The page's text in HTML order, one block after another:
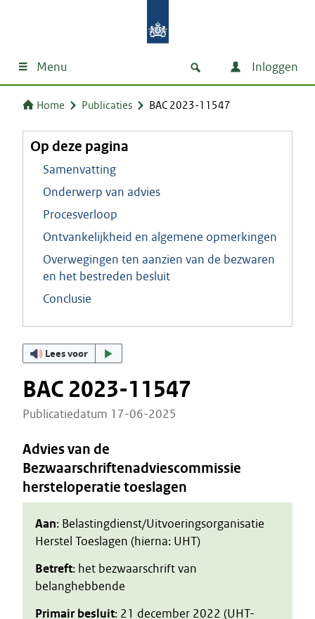
Menu Inloggen
Home Publicaties BAC 2023-11547
Op deze pagina
Samenvatting
Onderwerp van advies
Procesverloop
Ontvankelijkheid en algemene opmerkingen
Overwegingen ten aanzien van de bezwaren
en het bestreden besluit
Conclusie
Lees voor
BAC 2023-11547
Publicatiedatum 17-06-2025
Advies van de
Bezwaarschriftenadviescommissie
hersteloperatie toeslagen
Aan: Belastingdienst/Uitvoeringsorganisatie
Herstel Toeslagen (hierna: UHT)
Betreft: het bezwaarschrift van
belanghebbende
Primair besluit: 21 december 2022 (UHT-